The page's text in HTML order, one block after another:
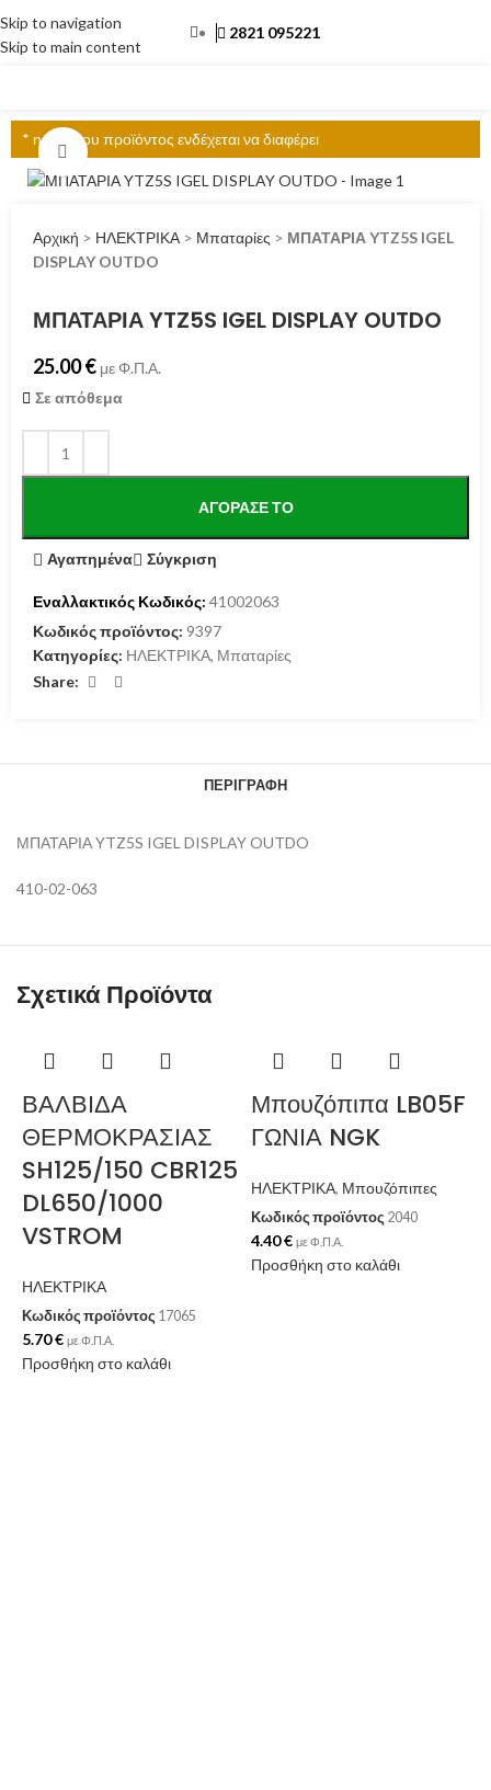
Skip to navigation
Skip to main content
2821 095221
* η τιμή του προϊόντος ενδέχεται να διαφέρει
Click to enlarge
Αρχική > ΗΛΕΚΤΡΙΚΑ > Μπαταρίες > ΜΠΑΤΑΡΙΑ YTZ5S IGEL
DISPLAY OUTDO
ΜΠΑΤΑΡΙΑ YTZ5S IGEL DISPLAY OUTDO
25.00€ με Φ.Π.Α.
Σε απόθεμα
ΑΓΌΡΑΣΕ ΤΟ
Αγαπημένα Σύγκριση
Εναλλακτικός Κωδικός: 41002063
Κωδικός προϊόντος: 9397
Κατηγορίες: ΗΛΕΚΤΡΙΚΑ, Μπαταρίες
Share:
ΠΕΡΙΓΡΑΦΉ
ΜΠΑΤΑΡΙΑ YTZ5S IGEL DISPLAY OUTDO
410-02-063
Σχετικά Προϊόντα
ΒΑΛΒΙΔΑ
ΘΕΡΜΟΚΡΑΣΙΑΣ
SH125/150 CBR125
DL650/1000
VSTROM
ΗΛΕΚΤΡΙΚΑ
Κωδικός προϊόντος 17065
5.70€ με Φ.Π.Α.
Προσθήκη στο καλάθι
Μπουζόπιπα LB05F
ΓΩΝΙΑ NGK
ΗΛΕΚΤΡΙΚΑ, Μπουζόπιπες
Κωδικός προϊόντος 2040
4.40€ με Φ.Π.Α.
Προσθήκη στο καλάθι